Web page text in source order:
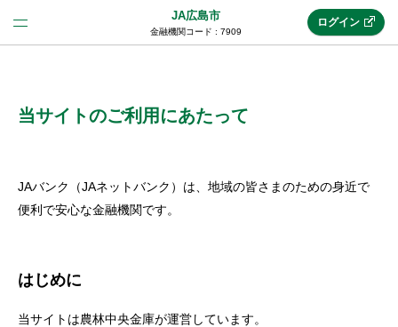
JA広島市
金融機関コード : 7909
(法人JAネットバンク)
ログイン
当サイトのご利用にあたって
JAバンク（JAネットバンク）は、地域の皆さまのための身近で
便利で安心な金融機関です。
はじめに
当サイトは農林中央金庫が運営しています。